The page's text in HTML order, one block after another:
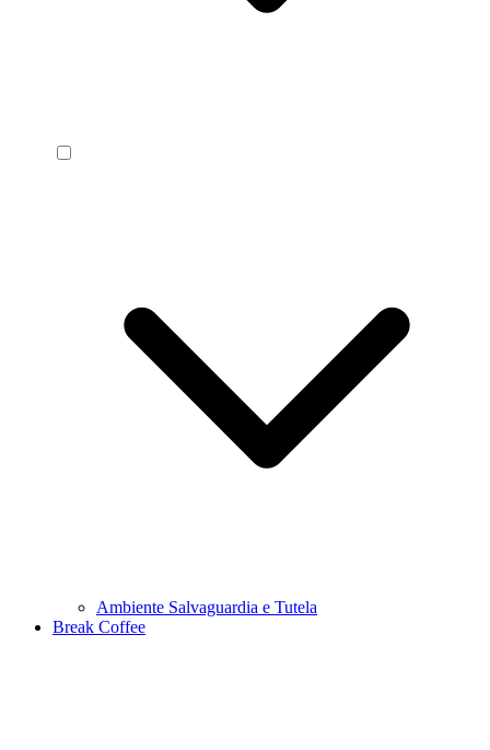
Ambiente Salvaguardia e Tutela
Break Coffee